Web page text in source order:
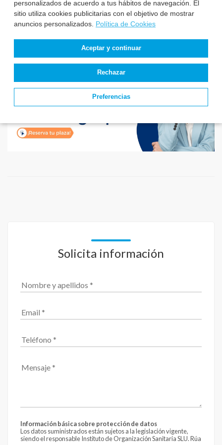
personalizados de acuerdo a tus hábitos de navegación. El
sitio utiliza cookies publicitarias con el objetivo de mostrar
anuncios personalizados. Política de Cookies
Aceptar y continuar
Rechazar
Preferencias
Solicita información
Información básica sobre protección de datos
Los datos suministrados están sujetos a la legislación vigente,
siendo el responsable Instituto de Organización Sanitaria SLU. Rúa